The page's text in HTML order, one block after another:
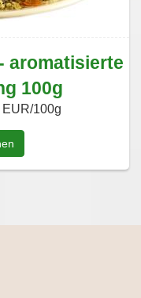
aromatisierte
100g
100g